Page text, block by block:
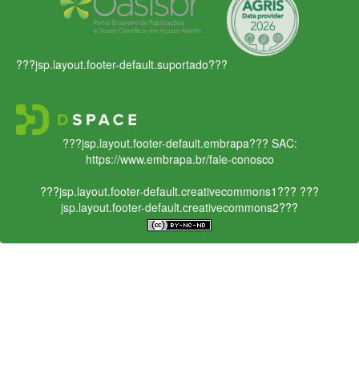
???jsp.layout.footer-default.suportado???
???jsp.layout.footer-default.embrapa??? SAC:
https://www.embrapa.br/fale-conosco
???jsp.layout.footer-default.creativecommons1??? ???
jsp.layout.footer-default.creativecommons2???